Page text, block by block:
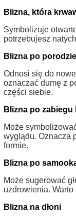
Blizna, która
Symbolizuje
potrzebujesz
Blizna po porodzie
Odnosi się do
oznaczać dumę z
części siebie.
Blizna po
Może
wyglądu. Oznacza
formie.
Blizna po
Może sugerować
uzdrowienia.
Blizna na dłoni